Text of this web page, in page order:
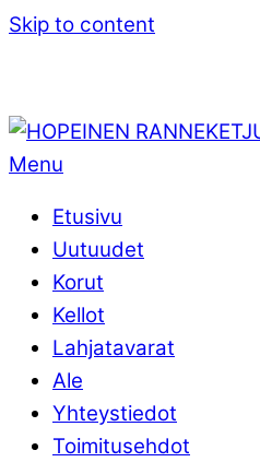
Skip to content
Menu
Etusivu
Uutuudet
Korut
Kellot
Lahjatavarat
Ale
Yhteystiedot
Toimitusehdot